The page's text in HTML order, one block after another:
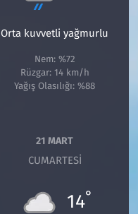
Orta kuvvetli yağmurlu
Nem: %72
Rüzgar: 14 km/h
Yağış Olasılığı: %88
21 MART
CUMARTESI
14°